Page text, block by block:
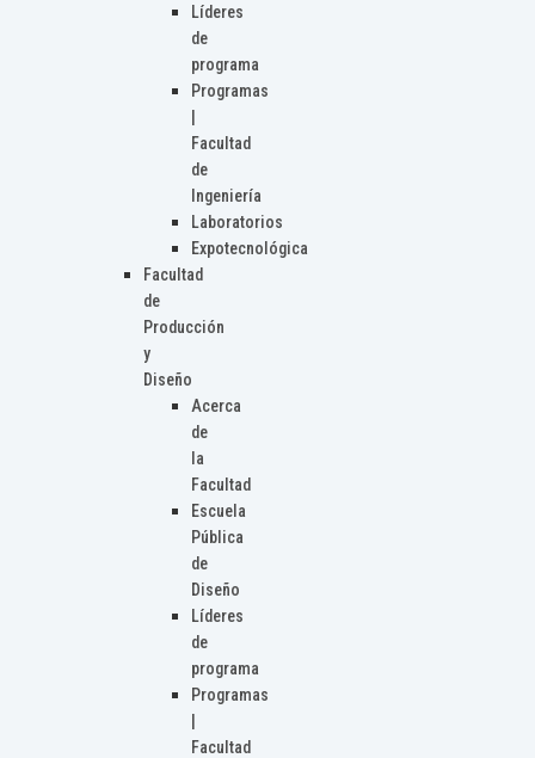
Líderes
de
programa
Programas
Facultad
de
Ingeniería
Laboratorios
Expotecnológica
Facultad
de
Producción
y
Diseño
Acerca
de
la
Facultad
Escuela
Pública
de
Diseño
Líderes
de
programa
Programas
Facultad